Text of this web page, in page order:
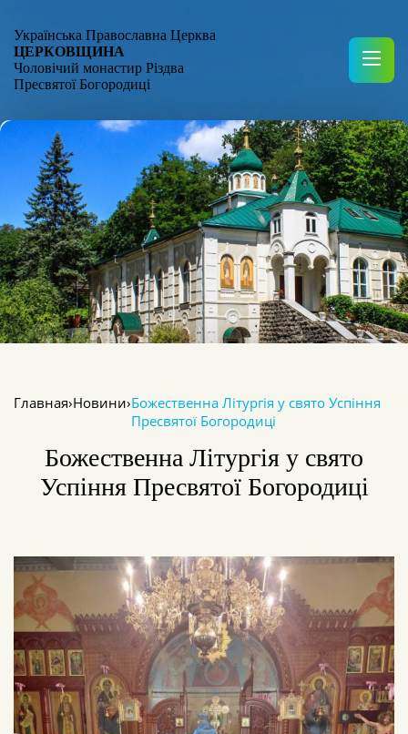
Українська Православна Церква
ЦЕРКОВЩИНА
Чоловічий монастир Різдва
Пресвятої Богородиці
Главная›Новини›Божественна Літургія у свято Успіння
Пресвятої Богородиці
Божественна Літургія у свято
Успіння Пресвятої Богородиці